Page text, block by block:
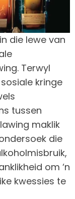
die lewe van
Terwyl
kringe
tussen
maklik
die
om ‘n
kwessies te